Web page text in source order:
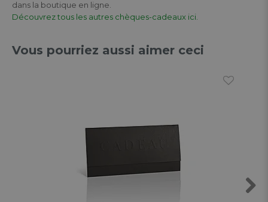
dans la boutique en ligne.
Découvrez tous les autres chèques-cadeaux ici.
Vous pourriez aussi aimer ceci